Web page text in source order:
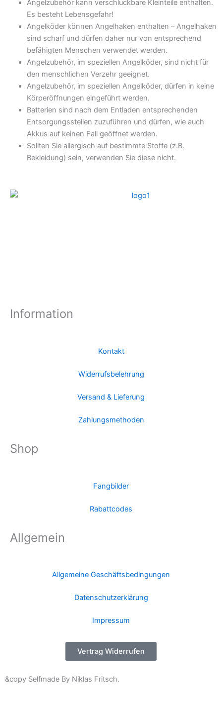
Angelzubehör kann verschluckbare Kleinteile enthalten.
Es besteht Lebensgefahr!
Angelköder können Angelhaken enthalten – Angelhaken
sind scharf und dürfen daher nur von entsprechend
befähigten Menschen verwendet werden.
Angelzubehör, im speziellen Angelköder, sind nicht für
den menschlichen Verzehr geeignet.
Angelzubehör, im speziellen Angelköder, dürfen in keine
Körperöffnungen eingeführt werden.
Batterien sind nach dem Entladen entsprechenden
Entsorgungsstellen zuzuführen und dürfen, wie auch
Akkus auf keinen Fall geöffnet werden.
Sollten Sie allergisch auf bestimmte Stoffe (z.B.
Bekleidung) sein, verwenden Sie diese nicht.
Information
Kontakt
Widerrufsbelehrung
Versand & Lieferung
Zahlungsmethoden
Shop
Fangbilder
Rabattcodes
Allgemein
Allgemeine Geschäftsbedingungen
Datenschutzerklärung
Impressum
Vertrag Widerrufen
&copy Selfmade By Niklas Fritsch.